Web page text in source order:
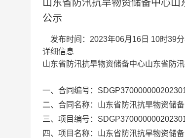
山东省防汛抗旱物资储备中心
公示
发布时间：2023年06月16日 10时39
详细信息
山东省防汛抗旱物资储备中心山东省防
一、合同编号：
二、合同名称：山东省防汛抗旱物资储
三、项目编号：
四、项目名称：山东省防汛抗旱物资储